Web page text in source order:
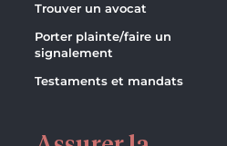
Trouver un avocat
Porter plainte/faire un
signalement
Testaments et mandats